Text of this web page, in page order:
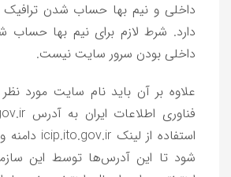
داخلی و نیم بها حساب شدن
دارد. شرط لازم برای نیم بها حساب
داخلی بودن سرور سایت نیست.
علاوه بر آن باید نام سایت مورد
شود تا این آدرس‌ها توسط این